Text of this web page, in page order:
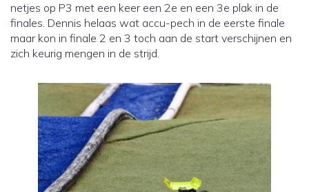
netjes op P3 met een keer een 2e en een 3e plak in de
finales. Dennis helaas wat accu-pech in de eerste finale
maar kon in finale 2 en 3 toch aan de start verschijnen en
zich keurig mengen in de strijd.